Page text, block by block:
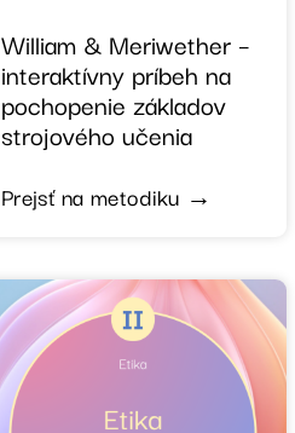
William & Meriwether –
interaktívny príbeh na
pochopenie základov
strojového učenia
Prejsť na metodiku →